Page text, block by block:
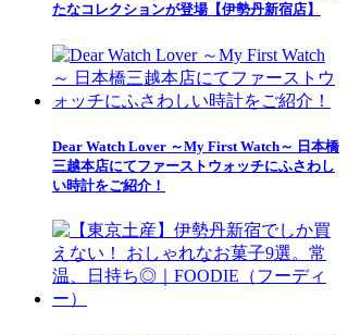
たなコレクションが登場【伊勢丹新宿店】
Dear Watch Lover ～My First Watch～ 日本橋
三越本店にてファーストウォッチにふさわし
い時計をご紹介！